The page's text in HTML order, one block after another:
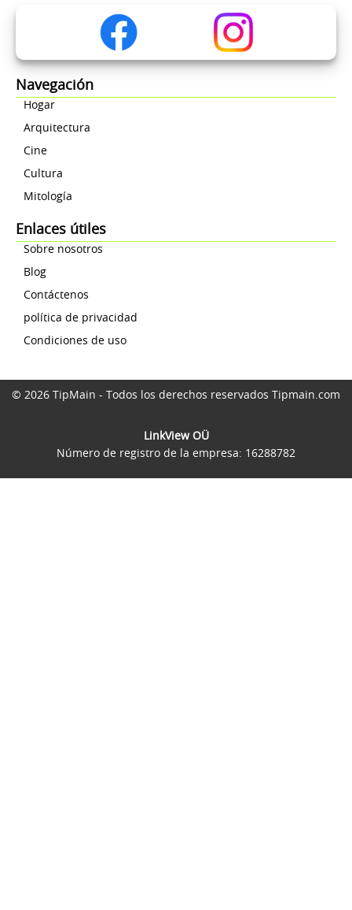
Navegación
Hogar
Arquitectura
Cine
Cultura
Mitología
Enlaces útiles
Sobre nosotros
Blog
Contáctenos
política de privacidad
Condiciones de uso
© 2026 TipMain - Todos los derechos reservados Tipmain.com
LinkView OÜ
Número de registro de la empresa: 16288782